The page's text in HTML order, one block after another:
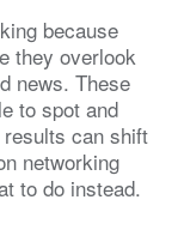
because
they overlook
news. These
to spot and
can shift
networking
to do instead.